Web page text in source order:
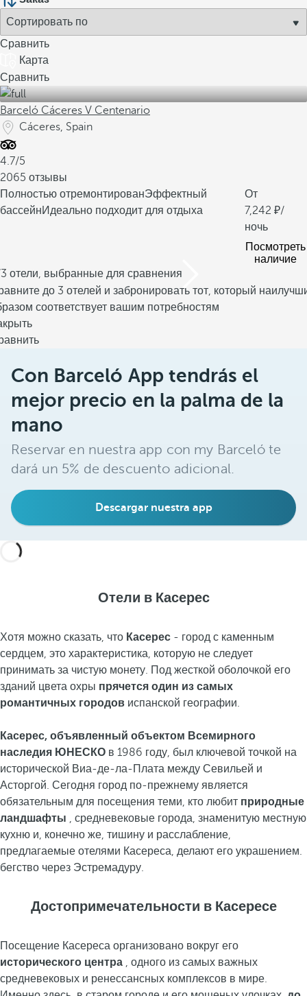
Сравнить
Карта
Сравнить
Barceló Cáceres V Centenario
Cáceres, Spain
4.7/5
2065 отзывы
Полностью отремонтированЭффектный
бассейнИдеально подходит для отдыха
От
7,242
/
ночь
Посмотреть
наличие
отели, выбранные для сравнения
до 3 отелей и забронировать тот, который
соответствует вашим потребностям
Con Barceló App tendrás el
mejor precio en la palma de la
mano
Reservar en nuestra app con my Barceló te
dará un 5% de descuento adicional.
Descargar nuestra app
Отели в Касерес
Хотя можно сказать, что Касерес - город с каменным
сердцем, это характеристика, которую не следует
принимать за чистую монету. Под жесткой оболочкой его
зданий цвета охры прячется один из самых
романтичных городов испанской географии.
Касерес, объявленный объектом Всемирного
наследия ЮНЕСКО в 1986 году, был ключевой точкой на
исторической Виа-де-ла-Плата между Севильей и
Асторгой. Сегодня город по-прежнему является
обязательным для посещения теми, кто любит природные
ландшафты , средневековые города, знаменитую местную
кухню и, конечно же, тишину и расслабление,
предлагаемые отелями Касереса, делают его украшением.
бегство через Эстремадуру.
Достопримечательности в Касересе
Посещение Касереса организовано вокруг его
исторического центра , одного из самых важных
средневековых и ренессансных комплексов в мире.